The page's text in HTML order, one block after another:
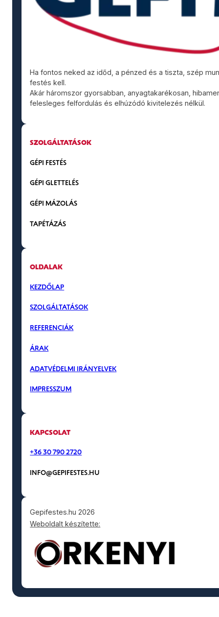
Ha fontos neked az időd, a pénzed és a tiszta, szép
festés kell.
Akár háromszor gyorsabban, anyagtakarékosan,
felesleges felfordulás és elhúzódó kivitelezés nélkül.
SZOLGÁLTATÁSOK
GÉPI FESTÉS
GÉPI GLETTELÉS
GÉPI MÁZOLÁS
TAPÉTÁZÁS
OLDALAK
KEZDŐLAP
SZOLGÁLTATÁSOK
REFERENCIÁK
ÁRAK
ADATVÉDELMI IRÁNYELVEK
IMPRESSZUM
KAPCSOLAT
+36 30 790 2720
INFO@GEPIFESTES.HU
Gepifestes.hu 2026
Weboldalt készítette: